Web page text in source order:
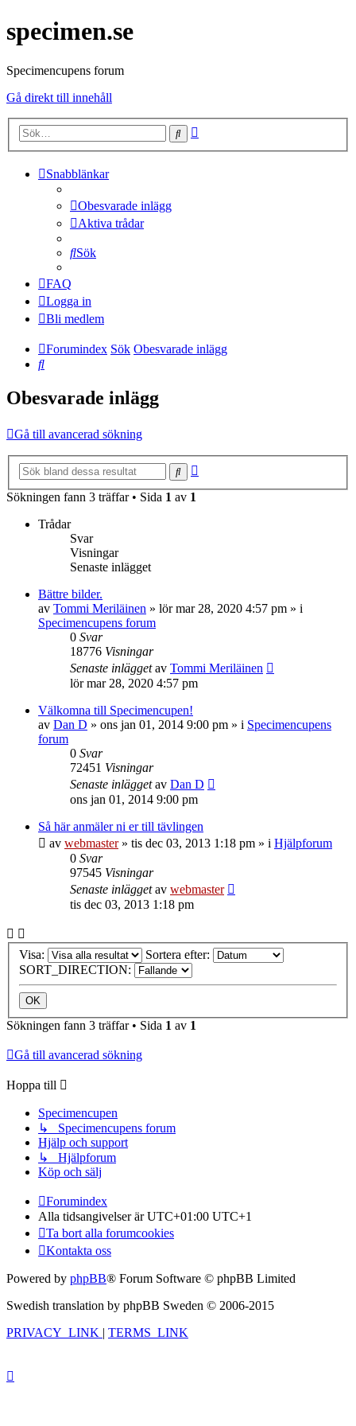
specimen.se
Specimencupens forum
Gå direkt till innehåll
Sök
Snabblänkar
Obesvarade inlägg
Aktiva trådar
Sök
FAQ
Logga in
Bli medlem
Forumindex Sök Obesvarade inlägg
Sök
Obesvarade inlägg
Gå till avancerad sökning
Sök
Sökningen fann 3 träffar • Sida 1 av 1
Trådar
Svar
Visningar
Senaste inlägget
Bättre bilder.
av Tommi Meriläinen » lör mar 28, 2020 4:57 pm » i
Specimencupens forum
0 Svar
18776 Visningar
Senaste inläggetav Tommi Meriläinen
lör mar 28, 2020 4:57 pm
Välkomna till Specimencupen!
av Dan D » ons jan 01, 2014 9:00 pm » i Specimencupens
forum
0 Svar
72451 Visningar
Senaste inläggetav Dan D
ons jan 01, 2014 9:00 pm
Så här anmäler ni er till tävlingen
av webmaster» tis dec 03, 2013 1:18 pm » i Hjälpforum
0 Svar
97545 Visningar
Senaste inläggetav webmaster
tis dec 03, 2013 1:18 pm
Visa:
Sortera efter:
SORT_DIRECTION:
Sökningen fann 3 träffar • Sida 1 av 1
Gå till avancerad sökning
Hoppa till
Specimencupen
↳ Specimencupens forum
Hjälp och support
↳ Hjälpforum
Köp och sälj
Forumindex
Alla tidsangivelser är UTC+01:00 UTC+1
Ta bort alla forumcookies
Kontakta oss
Powered by phpBB® Forum Software © phpBB Limited
Swedish translation by phpBB Sweden © 2006-2015
PRIVACY_LINK
TERMS_LINK